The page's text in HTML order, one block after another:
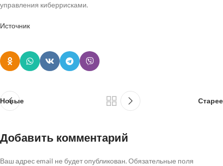
управления киберрисками.
Источник
Новые Старее
Добавить комментарий
Ваш адрес email не будет опубликован. Обязательные поля